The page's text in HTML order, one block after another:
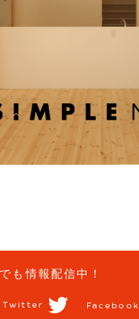
も情報配信中！
Twitter Facebook